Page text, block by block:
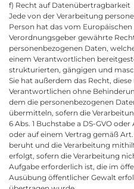
f) Recht auf Datenübertragbarkeit
Jede von der Verarbeitung
Person hat das vom
Verordnungsgeber gewährte
personenbezogenen Daten,
einem Verantwortlichen
strukturierten, gängigen und
Sie hat außerdem das Recht,
Verantwortlichen ohne
dem die personenbezogenen
übermitteln, sofern die
6 Abs. 1 Buchstabe a DS-GVO
oder auf einem Vertrag gemäß Art.
beruht und die Verarbeitung
erfolgt, sofern die Verarbeitung
Aufgabe erforderlich ist, die im
Ausübung öffentlicher Gewalt